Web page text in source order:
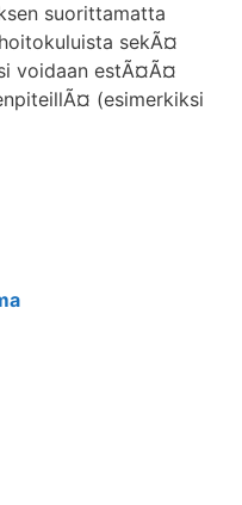
suorittamatta
sekÃ¤
voidaan estÃ¤Ã¤
(esimerkiksi